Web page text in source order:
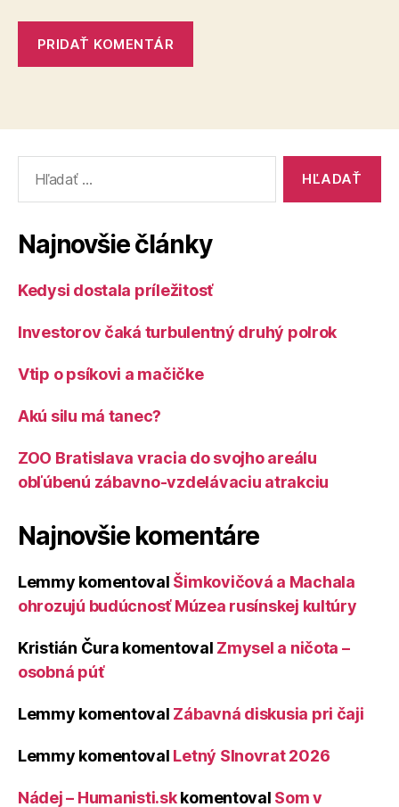
Najnovšie články
Kedysi dostala príležitosť
Investorov čaká turbulentný druhý polrok
Vtip o psíkovi a mačičke
Akú silu má tanec?
ZOO Bratislava vracia do svojho areálu
obľúbenú zábavno-vzdelávaciu atrakciu
Najnovšie komentáre
Lemmy komentoval Šimkovičová a Machala
ohrozujú budúcnosť Múzea rusínskej kultúry
Kristián Čura komentoval Zmysel a ničota –
osobná púť
Lemmy komentoval Zábavná diskusia pri čaji
Lemmy komentoval Letný Slnovrat 2026
Nádej – Humanisti.skkomentoval Som v